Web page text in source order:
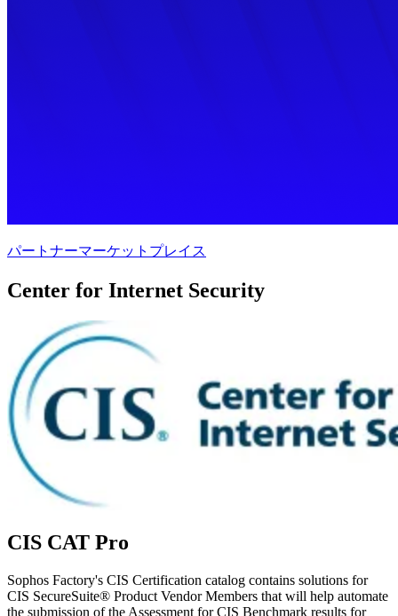
パートナーマーケットプレイス
Center for Internet Security
CIS CAT Pro
Sophos Factory's CIS Certification catalog contains solutions for
CIS SecureSuite® Product Vendor Members that will help automate
the submission of the Assessment for CIS Benchmark results for